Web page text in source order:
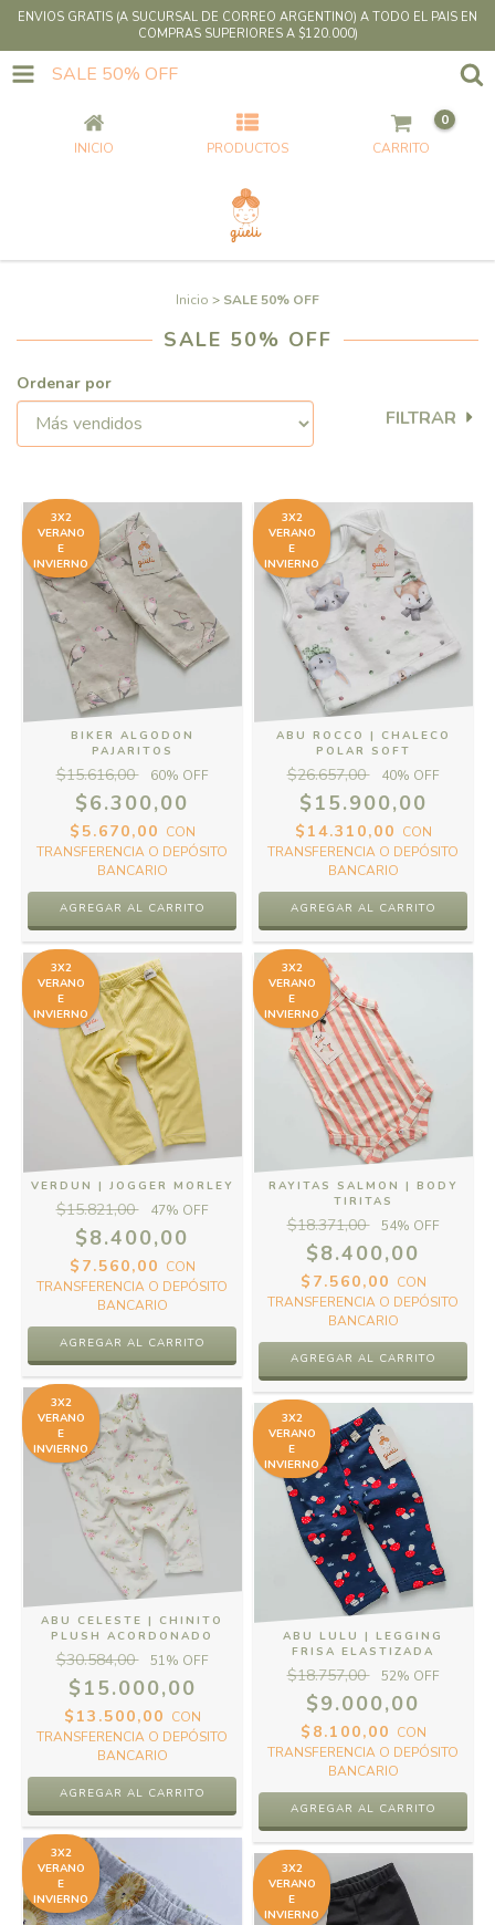
ENVIOS GRATIS (A SUCURSAL DE CORREO ARGENTINO) A TODO EL PAIS EN
COMPRAS SUPERIORES A $120.000)
SALE 50% OFF
INICIO PRODUCTOS CARRITO
0
Inicio > SALE 50% OFF
SALE 50% OFF
Ordenar por
FILTRAR
3X2
VERANO
E
INVIERNO
BIKER ALGODON
PAJARITOS
$15.616,00 60% OFF
$6.300,00
$5.670,00 CON
TRANSFERENCIA O DEPÓSITO
BANCARIO
AGREGAR AL CARRITO
3X2
VERANO
E
INVIERNO
ABU ROCCO | CHALECO
POLAR SOFT
$26.657,00 40% OFF
$15.900,00
$14.310,00 CON
TRANSFERENCIA O DEPÓSITO
BANCARIO
AGREGAR AL CARRITO
3X2
VERANO
E
INVIERNO
VERDUN | JOGGER MORLEY
$15.821,00 47% OFF
$8.400,00
$7.560,00 CON
TRANSFERENCIA O DEPÓSITO
BANCARIO
AGREGAR AL CARRITO
3X2
VERANO
E
INVIERNO
RAYITAS SALMON | BODY
TIRITAS
$18.371,00 54% OFF
$8.400,00
$7.560,00 CON
TRANSFERENCIA O DEPÓSITO
BANCARIO
AGREGAR AL CARRITO
3X2
VERANO
E
INVIERNO
ABU CELESTE | CHINITO
PLUSH ACORDONADO
$30.584,00 51% OFF
$15.000,00
$13.500,00 CON
TRANSFERENCIA O DEPÓSITO
BANCARIO
AGREGAR AL CARRITO
3X2
VERANO
E
INVIERNO
ABU LULU | LEGGING
FRISA ELASTIZADA
$18.757,00 52% OFF
$9.000,00
$8.100,00 CON
TRANSFERENCIA O DEPÓSITO
BANCARIO
AGREGAR AL CARRITO
3X2
VERANO
E
INVIERNO
3X2
VERANO
E
INVIERNO